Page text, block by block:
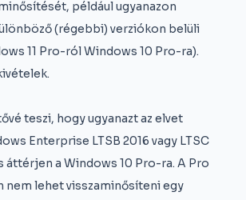
például ugyanazon
(régebbi) verziókon belüli
11 Pro-ról Windows 10 Pro-ra).
teszi, hogy ugyanazt az elvet
Enterprise LTSB 2016 vagy LTSC
áttérjen a Windows 10 Pro-ra. A Pro
nem lehet visszaminősíteni egy